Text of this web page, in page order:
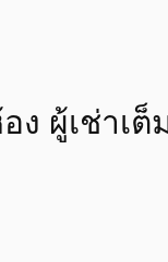
ผู้เช่าเต็